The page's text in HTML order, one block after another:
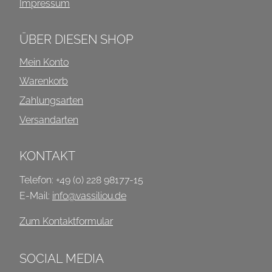
Impressum
ÜBER DIESEN SHOP
Mein Konto
Warenkorb
Zahlungsarten
Versandarten
KONTAKT
Telefon: +49 (0) 228 98177-15
E-Mail: info@vassiliou.de
Zum Kontaktformular
SOCIAL MEDIA